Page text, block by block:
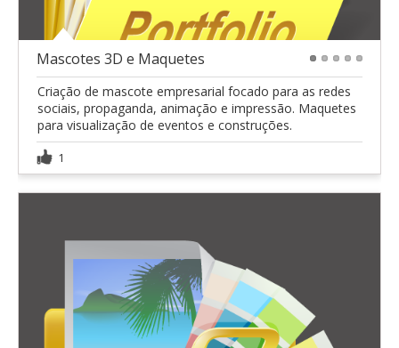
Mascotes 3D e Maquetes
Criação de mascote empresarial focado para as redes
sociais, propaganda, animação e impressão. Maquetes
para visualização de eventos e construções.
1